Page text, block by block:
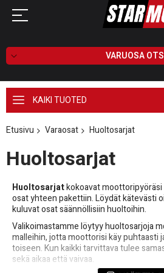
VARUOSA
KAIKI TUOTED
Etusivu Varaosat Huoltosarjat
Huoltosarjat
Huoltosarjatkokoavat
osat yhteen pakettiin. Löydät kätevästi
kuluvat osat säännöllisiin huoltoihin.
Valikoimastamme löytyy huoltosarjoja
malleihin, jotta moottorisi käy puhtaasti
toiseen. Kun kaikki tarvittava tulee
sekä aikaa että vaivaa.